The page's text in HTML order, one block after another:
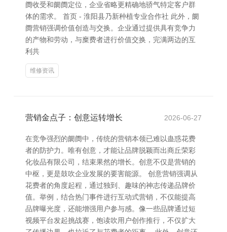
阓收受和阛阓定位，企业省略更精确地骄气特定客户群
体的需求。 首页 - 淮阳县乃新种植专业合作社 此外，阛
阓营销强调价值创造与交换。企业通过提供具有竞争力
的产物和劳动，与糜费者进行价值交换，完满两边的互
利共
维修资讯
营销金点子：创意运转增长 2026-06-27
在竞争强烈的阛阓中，传统的营销本领已难以蛊惑花费
者的防护力。唯有创意，才能让品牌脱颖而出商丘荣彩
化妆品有限公司，结束果然的增长。创意不仅是营销的
中枢，更是鼓吹企业发展的要害能源。 创意营销强调从
花费者的角度起程，通过独到、趣味的神志传递品牌价
值。举例，结合热门事件进行互动式营销，不仅能提高
品牌曝光度，还能增强用户参与感。像一些品牌通过短
视频平台发起挑战赛，饱读吹用户创作推行，不仅扩大